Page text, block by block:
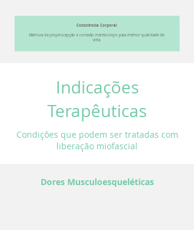
Consciência Corporal
Melhora da propriocepção e conexão mente-corpo para melhor qualidade de
vida.
Indicações
Terapêuticas
Condições que podem ser tratadas com
liberação miofascial
Dores Musculoesqueléticas